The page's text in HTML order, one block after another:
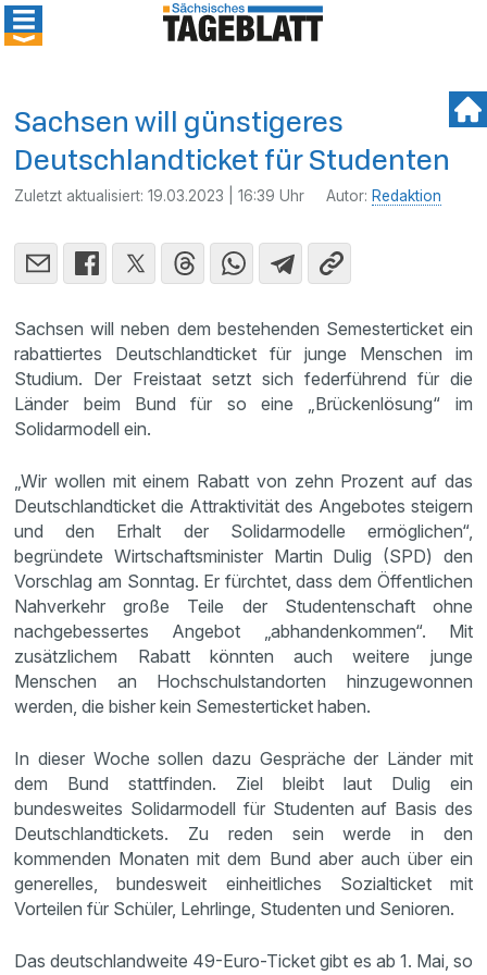
Sachsen will günstigeres
Deutschlandticket für Studenten
Zuletzt aktualisiert:19.03.2023 | 16:39 Uhr Autor: Redaktion
Sachsen will neben dem bestehenden Semesterticket ein
rabattiertes Deutschlandticket für junge Menschen im
Studium. Der Freistaat setzt sich federführend für die
Länder beim Bund für so eine „Brückenlösung“ im
Solidarmodell ein.
„Wir wollen mit einem Rabatt von zehn Prozent auf das
Deutschlandticket die Attraktivität des Angebotes steigern
und den Erhalt der Solidarmodelle ermöglichen“,
begründete Wirtschaftsminister Martin Dulig (SPD) den
Vorschlag am Sonntag. Er fürchtet, dass dem Öffentlichen
Nahverkehr große Teile der Studentenschaft ohne
nachgebessertes Angebot „abhandenkommen“. Mit
zusätzlichem Rabatt könnten auch weitere junge
Menschen an Hochschulstandorten hinzugewonnen
werden, die bisher kein Semesterticket haben.
In dieser Woche sollen dazu Gespräche der Länder mit
dem Bund stattfinden. Ziel bleibt laut Dulig ein
bundesweites Solidarmodell für Studenten auf Basis des
Deutschlandtickets. Zu reden sein werde in den
kommenden Monaten mit dem Bund aber auch über ein
generelles, bundesweit einheitliches Sozialticket mit
Vorteilen für Schüler, Lehrlinge, Studenten und Senioren.
Das deutschlandweite 49-Euro-Ticket gibt es ab 1. Mai, so